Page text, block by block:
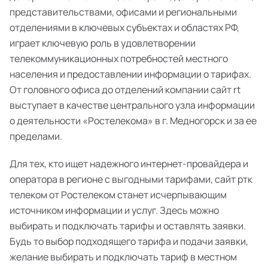
представительствами, офисами и региональными
отделениями в ключевых субъектах и областях РФ,
играет ключевую роль в удовлетворении
телекоммуникационных потребностей местного
населения и предоставлении информации о тарифах.
От головного офиса до отделений компании сайт rt
выступает в качестве центрального узла информации
о деятельности «Ростелекома» в г. Медногорск и за ее
пределами.
Для тех, кто ищет надежного интернет-провайдера и
оператора в регионе с выгодными тарифами, сайт ртк
телеком от Ростелеком станет исчерпывающим
источником информации и услуг. Здесь можно
выбирать и подключать тарифы и оставлять заявки.
Будь то выбор подходящего тарифа и подачи заявки,
желание выбирать и подключать тариф в местном